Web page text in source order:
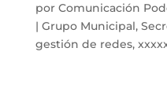
por Comunicación
| Grupo Municipal,
gestión de redes,